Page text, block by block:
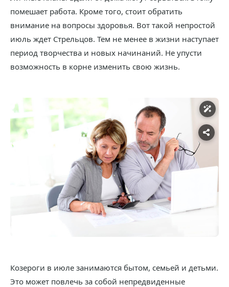
помешает работа. Кроме того, стоит обратить
внимание на вопросы здоровья. Вот такой непростой
июль ждет Стрельцов. Тем не менее в жизни наступает
период творчества и новых начинаний. Не упусти
возможность в корне изменить свою жизнь.
Козероги в июле занимаются бытом, семьей и детьми.
Это может повлечь за собой непредвиденные